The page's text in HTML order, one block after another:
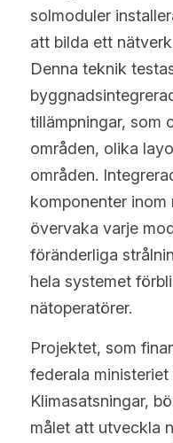
solmoduler
att bilda ett
Denna teknik
tillämpningar, som
områden, olika
områden.
komponenter
övervaka varje
föränderliga
hela systemet
nätoperatörer.
Projektet, som
federala
Klimasatsningar,
målet att utveckla